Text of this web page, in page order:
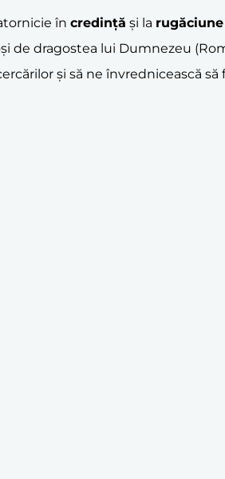
în credință și la rugăciune
de dragostea lui Dumnezeu
și să ne învrednicească